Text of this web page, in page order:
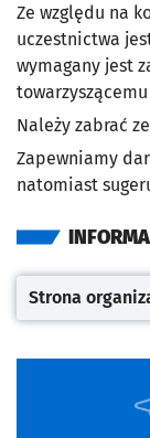
Ze względu na
uczestnictwa
wymagany jest
Należy zabrać
Zapewniamy
natomiast
Strona